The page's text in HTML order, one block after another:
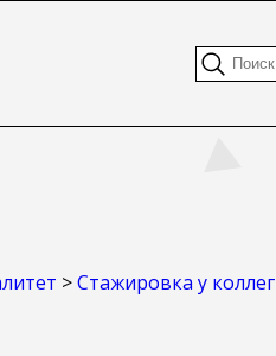
>Стажировка у коллег